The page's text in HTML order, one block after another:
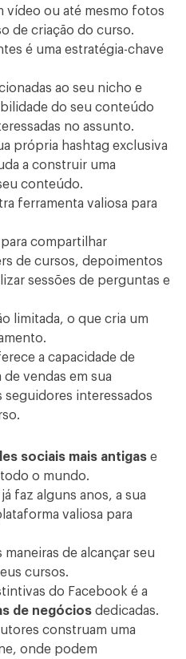
vídeo ou até mesmo fotos
de criação do curso.
é uma estratégia-chave
ao seu nicho e
do seu conteúdo
no assunto.
própria hashtag exclusiva
a construir uma
conteúdo.
ferramenta valiosa para
compartilhar
de cursos, depoimentos
sessões de perguntas e
limitada, o que cria um
a capacidade de
vendas em sua
seguidores interessados
sociais mais antigas e
o mundo.
faz alguns anos, a sua
valiosa para
de alcançar seu
cursos.
do Facebook é a
de negócios dedicadas.
construam uma
onde podem